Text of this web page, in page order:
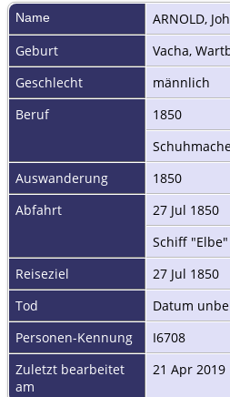
Name ARNOLD,
Geburt
Vacha,
Geschlecht
männlich
Beruf
1850
Auswanderung
1850
Abfahrt
27 Jul 1850
Schiff "Elbe"
Reiseziel
27 Jul 1850
Tod
Datum
Personen-Kennung
I6708
Zuletzt bearbeitet
am
21 Apr 2019